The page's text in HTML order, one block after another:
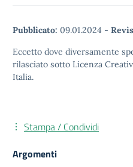
Pubblicato: 09.01.2024 -
Eccetto dove diversamente
rilasciato sotto Licenza
Italia.
Stampa / Condividi
Argomenti